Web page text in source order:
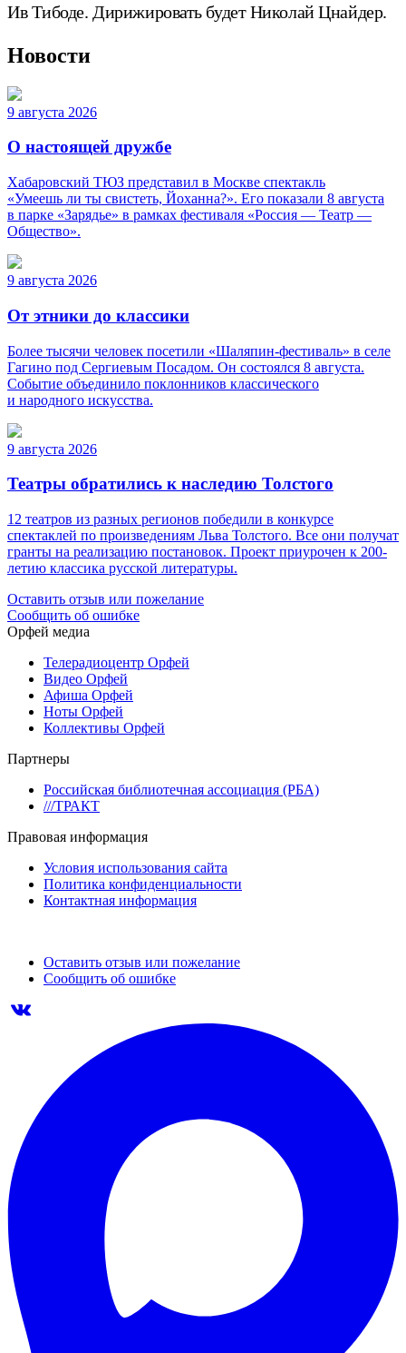
Ив Тибоде. Дирижировать будет Николай Цнайдер.
Новости
9 августа 2026
О настоящей дружбе
Хабаровский ТЮЗ представил в Москве спектакль
«Умеешь ли ты свистеть, Йоханна?». Его показали 8 августа
в парке «Зарядье» в рамках фестиваля «Россия — Театр —
Общество».
9 августа 2026
От этники до классики
Более тысячи человек посетили «Шаляпин-фестиваль» в селе
Гагино под Сергиевым Посадом. Он состоялся 8 августа.
Событие объединило поклонников классического
и народного искусства.
9 августа 2026
Театры обратились к наследию Толстого
12 театров из разных регионов победили в конкурсе
спектаклей по произведениям Льва Толстого. Все они получат
гранты на реализацию постановок. Проект приурочен к 200-
летию классика русской литературы.
Оставить отзыв или пожелание
Сообщить об ошибке
Орфей медиа
Телерадиоцентр Орфей
Видео Орфей
Афиша Орфей
Ноты Орфей
Коллективы Орфей
Партнеры
Российская библиотечная ассоциация (РБА)
///ТРАКТ
Правовая информация
Условия использования сайта
Политика конфиденциальности
Контактная информация
Оставить отзыв или пожелание
Сообщить об ошибке